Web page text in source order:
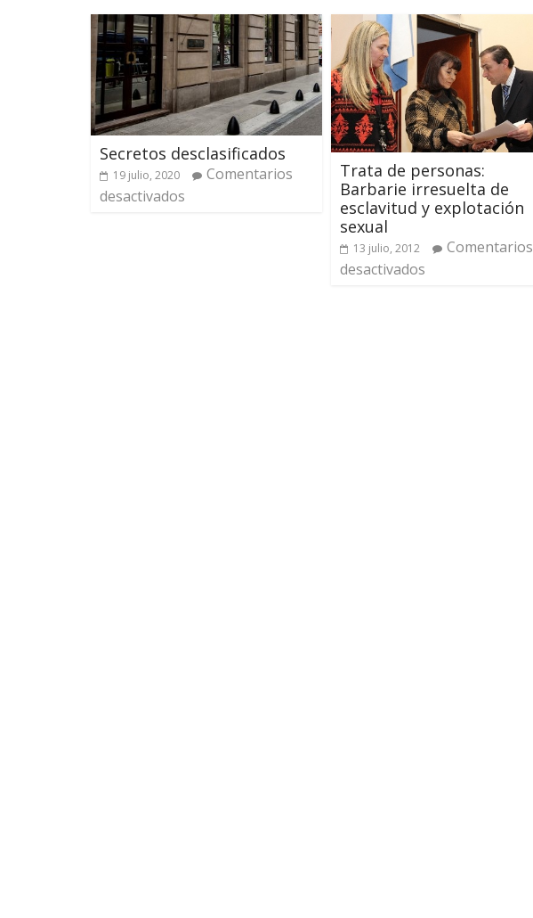
Secretos desclasificados
19 julio, 2020
Comentarios
desactivados
Trata de personas:
Barbarie irresuelta de
esclavitud y explotación
sexual
13 julio, 2012
Comentarios
desactivados